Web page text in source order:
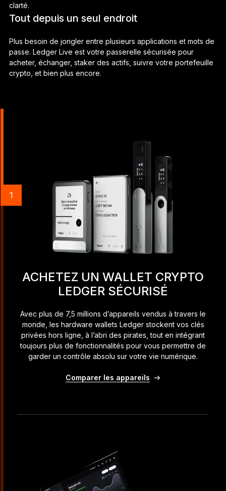
clarté.
Tout depuis un seul endroit
Plus besoin de jongler entre plusieurs applications et mots de
passe. Ledger Live est votre passerelle sécurisée pour
acheter, échanger, staker des actifs, suivre votre portefeuille
crypto, et bien plus encore.
ACHETEZ UN WALLET CRYPTO
LEDGER SÉCURISÉ
Avec plus de 7,5 millions d’appareils vendus à travers le
monde, les hardware wallets Ledger stockent vos clés
privées hors ligne, à l’abri des pirates, tout en intégrant
toujours plus de fonctionnalités pour vous permettre de
garder un contrôle absolu sur votre vie numérique.
Comparer les appareils
1